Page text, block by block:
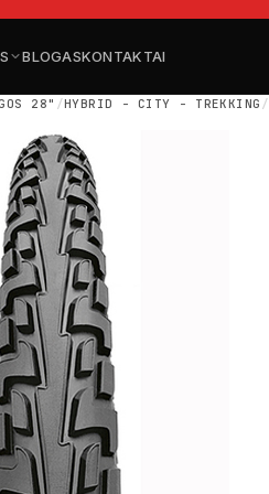
BLOGASKONTAKTAI
28" /HYBRID - CITY - TREKKING /